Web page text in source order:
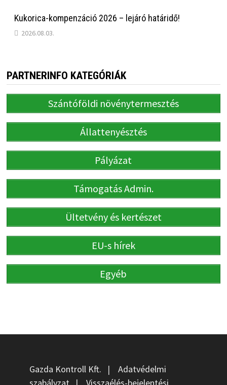
Kukorica-kompenzáció 2026 – lejáró határidő!
2026.08.03.
PARTNERINFO KATEGÓRIÁK
Szántóföldi növénytermesztés
Állattenyésztés
Pályázat
Támogatás Admin.
Ültetvény és kertészet
EU-s hírek
Egyéb
Gazda Kontroll Kft. | Adatvédelmi